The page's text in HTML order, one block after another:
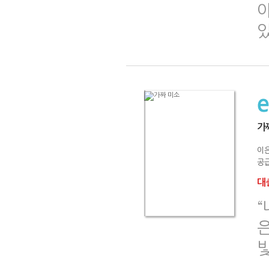
가
이
공
대